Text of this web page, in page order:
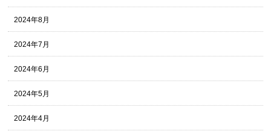
2024年8月
2024年7月
2024年6月
2024年5月
2024年4月